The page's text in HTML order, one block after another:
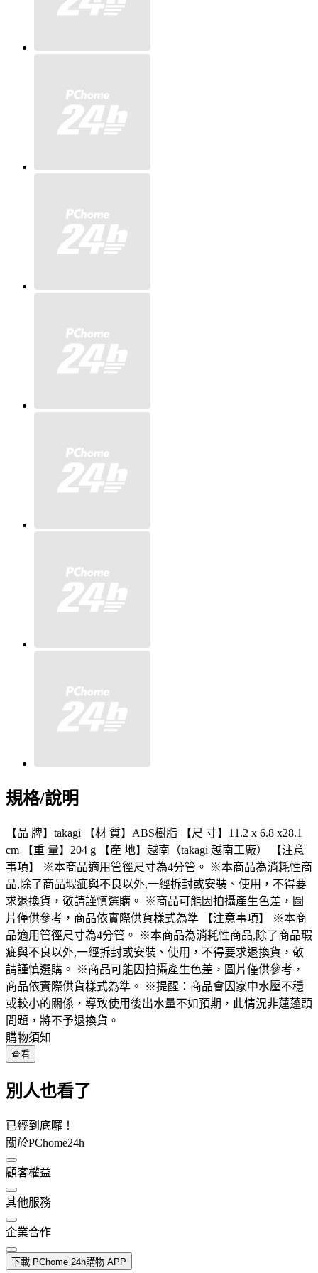
規格/說明
【品 牌】takagi 【材 質】ABS樹脂 【尺 寸】11.2 x 6.8 x28.1
cm 【重 量】204 g 【產 地】越南（takagi 越南工廠） 【注意
事項】 ※本商品適用管徑尺寸為4分管。 ※本商品為消耗性商
品,除了商品瑕疵與不良以外,一經拆封或安裝、使用，不得要
求退換貨，敬請謹慎選購。 ※商品可能因拍攝產生色差，圖
片僅供參考，商品依實際供貨樣式為準 【注意事項】 ※本商
品適用管徑尺寸為4分管。 ※本商品為消耗性商品,除了商品瑕
疵與不良以外,一經拆封或安裝、使用，不得要求退換貨，敬
請謹慎選購。 ※商品可能因拍攝產生色差，圖片僅供參考，
商品依實際供貨樣式為準。 ※提醒：商品會因家中水壓不穩
或較小的關係，導致使用後出水量不如預期，此情況非蓮蓬頭
問題，將不予退換貨。
購物須知
查看
別人也看了
已經到底囉！
關於PChome24h
顧客權益
其他服務
企業合作
下載 PChome 24h購物 APP